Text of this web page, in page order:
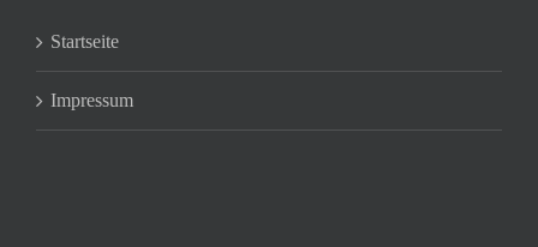
Startseite
Impressum